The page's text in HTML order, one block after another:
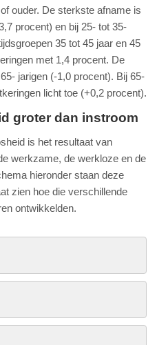
ouder. De sterkste afname is
procent) en bij 25- tot 35-
35 tot 45 jaar en 45
met 1,4 procent. De
jarigen (-1,0 procent). Bij 65-
licht toe (+0,2 procent).
groter dan instroom
is het resultaat van
werkzame, de werkloze en de
hieronder staan deze
zien hoe die verschillende
ontwikkelden.